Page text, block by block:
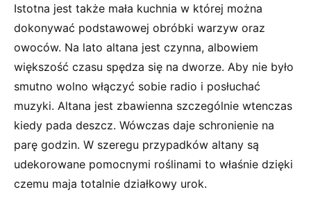
Istotna jest także mała kuchnia w której można
dokonywać podstawowej obróbki warzyw oraz
owoców. Na lato altana jest czynna, albowiem
większość czasu spędza się na dworze. Aby nie było
smutno wolno włączyć sobie radio i posłuchać
muzyki. Altana jest zbawienna szczególnie wtenczas
kiedy pada deszcz. Wówczas daje schronienie na
parę godzin. W szeregu przypadków altany są
udekorowane pomocnymi roślinami to właśnie dzięki
czemu maja totalnie działkowy urok.